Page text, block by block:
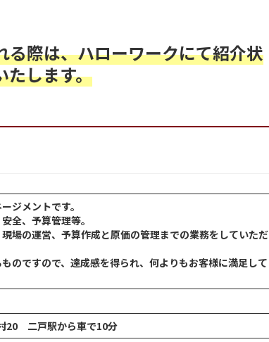
際は、ハローワークにて紹介状
たします。
ジメントです。
全、予算管理等。
場の運営、予算作成と原価の管理までの業務をしていただ
のですので、達成感を得られ、何よりもお客様に満足して
20 二戸駅から車で10分